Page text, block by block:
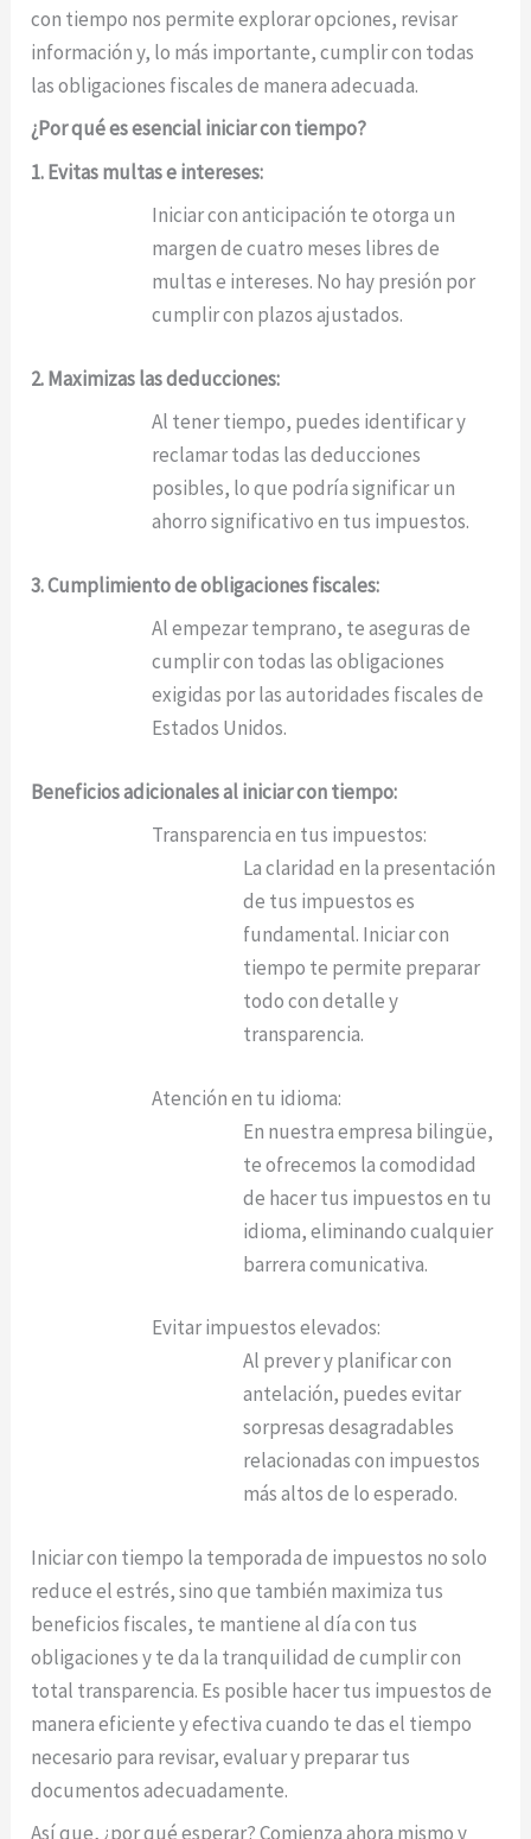
con tiempo nos permite explorar opciones, revisar
información y, lo más importante, cumplir con todas
las obligaciones fiscales de manera adecuada.
¿Por qué es esencial iniciar con tiempo?
1. Evitas multas e intereses:
Iniciar con anticipación te otorga un
margen de cuatro meses libres de
multas e intereses. No hay presión por
cumplir con plazos ajustados.
2. Maximizas las deducciones:
Al tener tiempo, puedes identificar y
reclamar todas las deducciones
posibles, lo que podría significar un
ahorro significativo en tus impuestos.
3. Cumplimiento de obligaciones fiscales:
Al empezar temprano, te aseguras de
cumplir con todas las obligaciones
exigidas por las autoridades fiscales de
Estados Unidos.
Beneficios adicionales al iniciar con tiempo:
Transparencia en tus impuestos:
La claridad en la presentación
de tus impuestos es
fundamental. Iniciar con
tiempo te permite preparar
todo con detalle y
transparencia.
Atención en tu idioma:
En nuestra empresa bilingüe,
te ofrecemos la comodidad
de hacer tus impuestos en tu
idioma, eliminando cualquier
barrera comunicativa.
Evitar impuestos elevados:
Al prever y planificar con
antelación, puedes evitar
sorpresas desagradables
relacionadas con impuestos
más altos de lo esperado.
Iniciar con tiempo la temporada de impuestos no solo
reduce el estrés, sino que también maximiza tus
beneficios fiscales, te mantiene al día con tus
obligaciones y te da la tranquilidad de cumplir con
total transparencia. Es posible hacer tus impuestos de
manera eficiente y efectiva cuando te das el tiempo
necesario para revisar, evaluar y preparar tus
documentos adecuadamente.
Así que, ¿por qué esperar? Comienza ahora mismo y